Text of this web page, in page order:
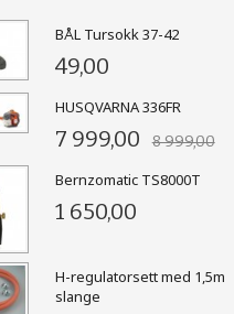
BÅL Tursokk 37-42
49,00
HUSQVARNA 336FR
7 999,00 8 999,00
Bernzomatic TS8000T
1 650,00
H-regulatorsett med 1,5m
slange